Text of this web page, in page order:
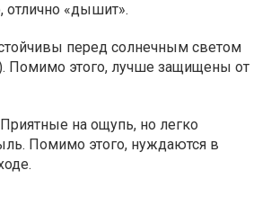
отлично «дышит».
перед солнечным светом
Помимо этого, лучше защищены от
на ощупь, но легко
Помимо этого, нуждаются в